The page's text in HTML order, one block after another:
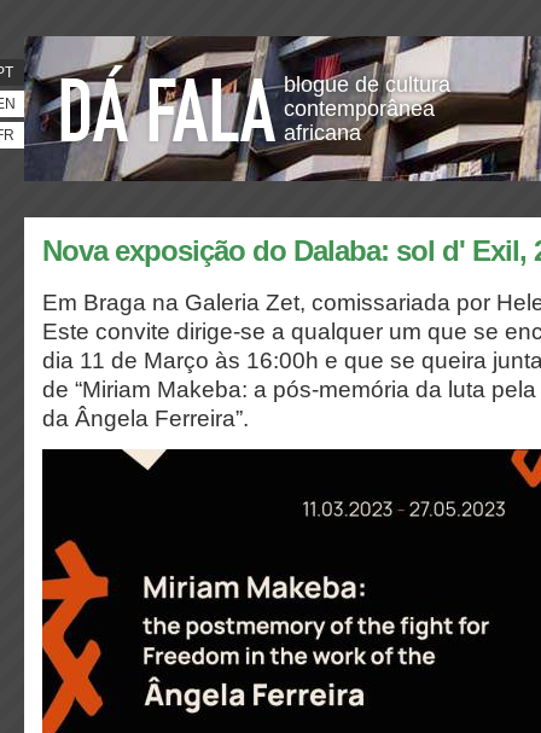
blogue de cultura
contemporânea
africana
Nova exposição do Dalaba: sol d' Exil,
Em Braga na Galeria Zet, comissariada por
Este convite dirige-se a qualquer um que se
dia 11 de Março às 16:00h e que se queira
de “Miriam Makeba: a pós-memória da luta
da Ângela Ferreira”.